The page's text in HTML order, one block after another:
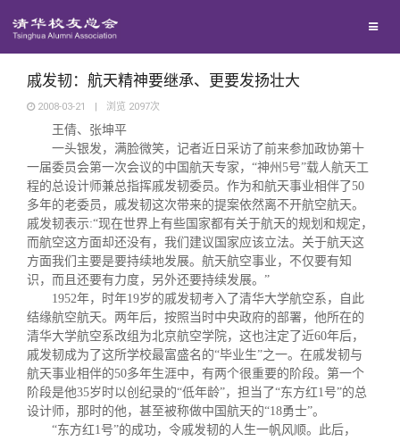
地区联络
院系校友工作
专业委员会
兴趣群体
西南联大校友会
回馈母校
捐赠新闻
捐赠纪事
捐赠方法
义工计划
《清华校友通讯》
《水木清华》
我要订阅
新媒体平台
百年清华
清华人物
清华故事
青春风采
校友文苑
校友服务
终身学习
信息化服务
三创大赛
校友总会
总会简介
会长致辞
关闭
戚发韧：航天精神要继承、更要发扬壮大
2008-03-21 | 浏览 2097次
王倩、张坤平
一头银发，满脸微笑，记者近日采访了前来参加政协第十
一届委员会第一次会议的中国航天专家， “神州 5号”载人航天工
程的总设计师兼总指挥戚发韧委员。作为和航天事业相伴了50
多年的老委员，戚发韧这次带来的提案依然离不开航空航天。
戚发韧表示:“现在世界上有些国家都有关于航天的规划和规定，
而航空这方面却还没有，我们建议国家应该立法。关于航天这
方面我们主要是要持续地发展。航天航空事业，不仅要有知
识，而且还要有力度，另外还要持续发展。 ”
1952年，时年19岁的戚发韧考入了清华大学航空系，自此
结缘航空航天。两年后，按照当时中央政府的部署，他所在的
清华大学航空系改组为北京航空学院，这也注定了近60年后，
戚发韧成为了这所学校最富盛名的“毕业生”之一。在戚发韧与
航天事业相伴的50多年生涯中，有两个很重要的阶段。第一个
阶段是他35岁时以创纪录的“低年龄”，担当了“东方红1号”的总
设计师，那时的他，甚至被称做中国航天的“18勇士”。
“东方红1号”的成功，令戚发韧的人生一帆风顺。此后，